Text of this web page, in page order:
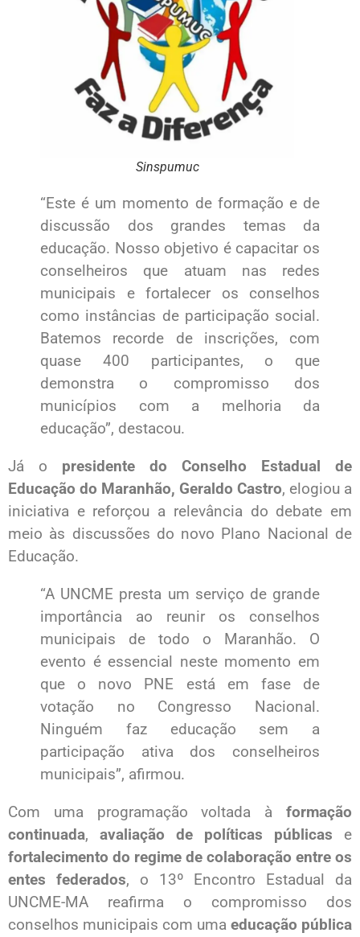
Sinspumuc
“Este é um momento de formação e de
discussão dos grandes temas da
educação. Nosso objetivo é capacitar os
conselheiros que atuam nas redes
municipais e fortalecer os conselhos
como instâncias de participação social.
Batemos recorde de inscrições, com
quase 400 participantes, o que
demonstra o compromisso dos
municípios com a melhoria da
educação”, destacou.
Já o presidente do Conselho Estadual de
Educação do Maranhão, Geraldo Castro, elogiou a
iniciativa e reforçou a relevância do debate em
meio às discussões do novo Plano Nacional de
Educação.
“A UNCME presta um serviço de grande
importância ao reunir os conselhos
municipais de todo o Maranhão. O
evento é essencial neste momento em
que o novo PNE está em fase de
votação no Congresso Nacional.
Ninguém faz educação sem a
participação ativa dos conselheiros
municipais”, afirmou.
Com uma programação voltada à formação
continuada, avaliação de políticas públicas e
fortalecimento do regime de colaboração entre os
entes federados, o 13º Encontro Estadual da
UNCME-MA reafirma o compromisso dos
conselhos municipais com uma educação pública